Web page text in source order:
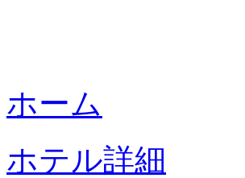
ホーム
ホテル詳細